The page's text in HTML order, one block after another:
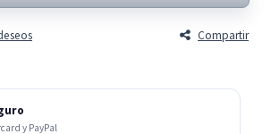
Compartir
y PayPal